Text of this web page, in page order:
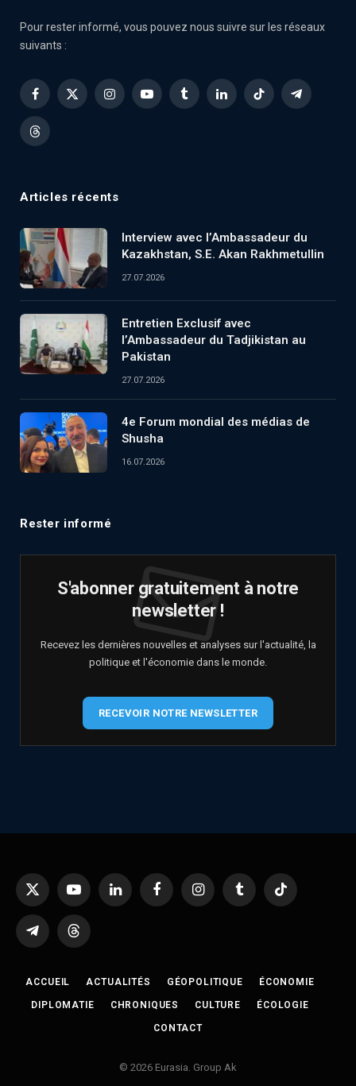
Pour rester informé, vous pouvez nous suivre sur les réseaux
suivants :
Facebook
X
InstagramYouTubeTumblrLinkedInTikTok Telegram
Threads
Articles récents
Interview avec l’Ambassadeur du
Kazakhstan, S.E. Akan Rakhmetullin
27.07.2026
Entretien Exclusif avec
l’Ambassadeur du Tadjikistan au
Pakistan
27.07.2026
4e Forum mondial des médias de
Shusha
16.07.2026
Rester informé
S'abonner gratuitement à notre
newsletter !
Recevez les dernières nouvelles et analyses sur l'actualité, la
politique et l'économie dans le monde.
RECEVOIR NOTRE NEWSLETTER
X
YouTubeLinkedIn FacebookInstagramTumblr TikTok
TelegramThreads
ACCUEIL ACTUALITÉS GÉOPOLITIQUE ÉCONOMIE
DIPLOMATIE CHRONIQUES CULTURE ÉCOLOGIE
CONTACT
© 2026 Eurasia. Group Ak